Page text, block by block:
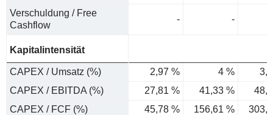
Verschuldung / Free
Cashflow
- -
Kapitalintensität
CAPEX / Umsatz (%) 2,97 % 4 %
CAPEX / EBITDA (%)
27,81 % 41,33 %
CAPEX / FCF (%)
45,78 % 156,61 %